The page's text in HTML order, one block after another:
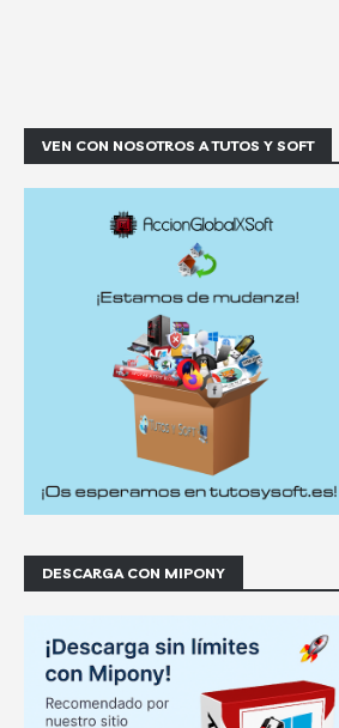
VEN CON NOSOTROS A TUTOS Y SOFT
DESCARGA CON MIPONY